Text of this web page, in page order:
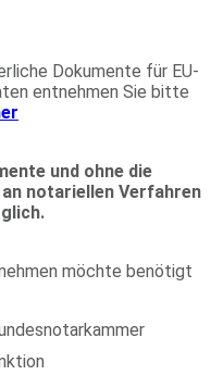
Dokumente für EU-
entnehmen Sie bitte
und ohne die
notariellen Verfahren
möchte benötigt